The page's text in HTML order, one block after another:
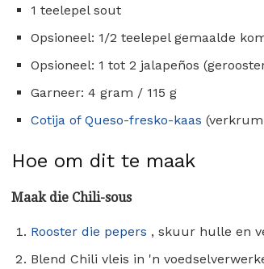
1 teelepel sout
Opsioneel: 1/2 teelepel gemaalde
Opsioneel: 1 tot 2 jalapeños
Garneer: 4 gram / 115 g
Cotija of Queso-fresko-kaas
Hoe om dit te maak
Maak die Chili-sous
Rooster die pepers , skuur hulle en
Blend Chili vleis in 'n